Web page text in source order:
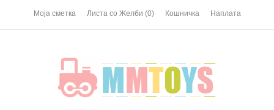
Моја сметка Листа со Желби (0) Кошничка Наплата